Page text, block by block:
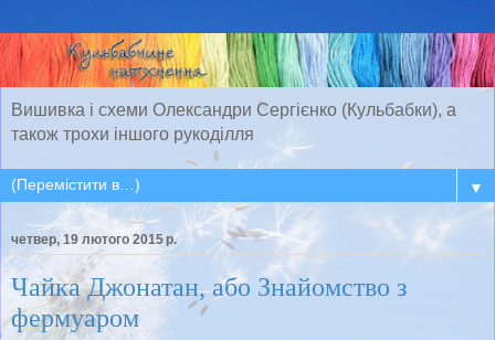
Вишивка і схеми Олександри Сергієнко (Кульбабки), а
також трохи іншого рукоділля
▼
четвер, 19 лютого 2015 р.
Чайка Джонатан, або Знайомство з
фермуаром